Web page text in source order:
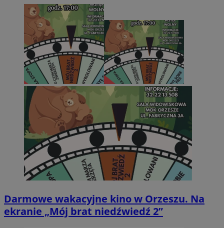
Darmowe wakacyjne kino w Orzeszu. Na
ekranie „Mój brat niedźwiedź 2”